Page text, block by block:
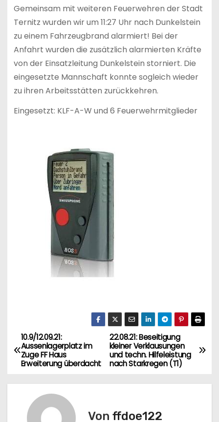
Gemeinsam mit weiteren Feuerwehren der Stadt
Ternitz wurden wir um 11:27 Uhr nach Dunkelstein
zu einem Fahrzeugbrand alarmiert! Bei der
Anfahrt wurden die zusätzlich alarmierten Kräfte
von der Einsatzleitung Dunkelstein storniert. Die
eingesetzte Mannschaft konnte sogleich wieder
zu ihren Arbeitsstätten zurückkehren.
Eingesetzt: KLF-A-W und 6 Feuerwehrmitglieder
B
e
i
22.08.21: Beseitigung
kleiner Verklausungen
und techn. Hilfeleistung
nach Starkregen (T1)
10.9/12.09.21:
Aussenlagerplatz im
Zuge FF Haus
Erweiterung überdacht
Von ffdoe122